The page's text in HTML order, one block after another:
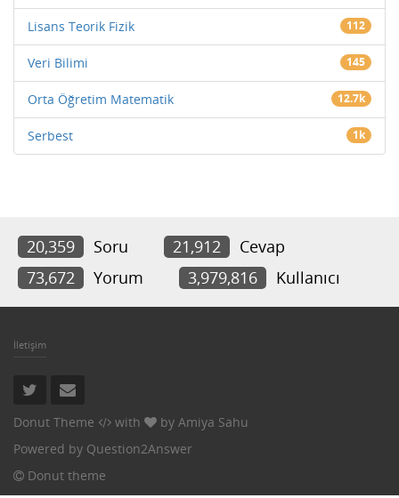
Lisans Teorik Fizik 112
Veri Bilimi 145
Orta Öğretim Matematik 12.7k
Serbest 1k
20,359 Soru 21,912
Cevap
73,672
Yorum 3,979,816 Kullanıcı
İletişim
Donut Theme with by Amiya Sahu
Powered by Question2Answer
Donut theme